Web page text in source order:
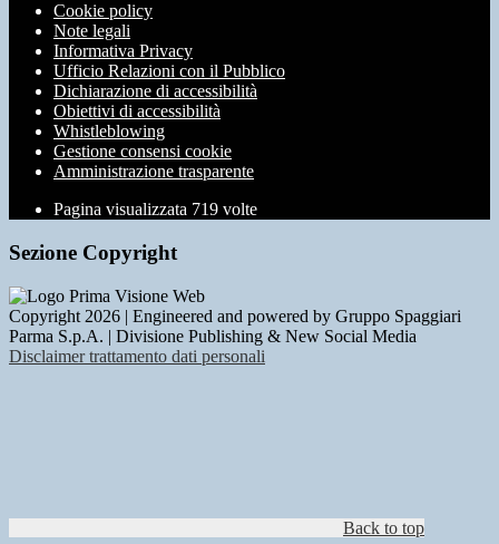
Cookie policy
Note legali
Informativa Privacy
Ufficio Relazioni con il Pubblico
Dichiarazione di accessibilità
Obiettivi di accessibilità
Whistleblowing
Gestione consensi cookie
Amministrazione trasparente
Pagina visualizzata 719 volte
Sezione Copyright
Copyright 2026 | Engineered and powered by Gruppo Spaggiari
Parma S.p.A. | Divisione Publishing & New Social Media
Disclaimer trattamento dati personali
Back to top